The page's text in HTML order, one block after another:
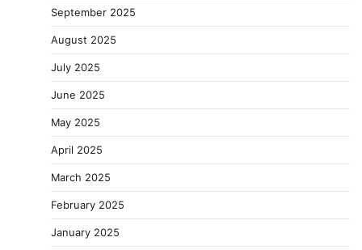
September 2025
August 2025
July 2025
June 2025
May 2025
April 2025
March 2025
February 2025
January 2025